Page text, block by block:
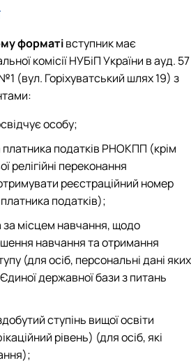
форматівступник має
комісії НУБіП України в ауд. 57
(вул. Горіхуватський шлях 19) з
особу;
платника податків РНОКПП (крім
релігійні переконання
реєстраційний номер
податків);
за місцем навчання, щодо
навчання та отримання
(для осіб, персональні дані яких
державної бази з питань
ступінь вищої освіти
рівень) (для осіб, які